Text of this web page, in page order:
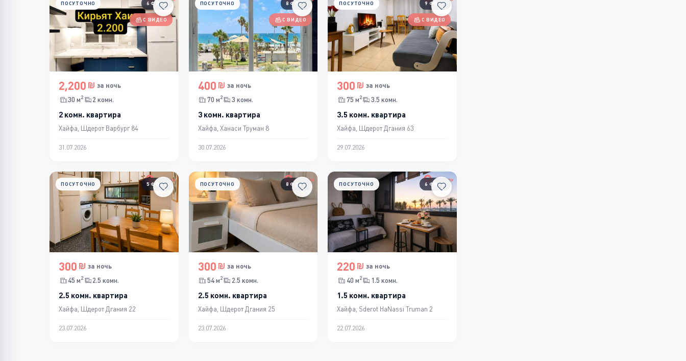
6 ФОТО
С ВИДЕО
ПОСУТОЧНО
2,200
за ночь
30 м2 2 комн.
2 комн. квартира
Хайфа, Шдерот Варбург 84
31.07.2026
8 ФОТО
С ВИДЕО
ПОСУТОЧНО
400
за ночь
70 м2 3 комн.
3 комн. квартира
Хайфа, Ханаси Труман 8
30.07.2026
9 ФОТО
С ВИДЕО
ПОСУТОЧНО
300
за ночь
75 м2 3.5 комн.
3.5 комн. квартира
Хайфа, Шдерот Дгания 63
29.07.2026
5 ФОТО
ПОСУТОЧНО
300
за ночь
45 м2 2.5 комн.
2.5 комн. квартира
Хайфа, Шдерот Дгания 22
23.07.2026
8 ФОТО
ПОСУТОЧНО
300
за ночь
54 м2 2.5 комн.
2.5 комн. квартира
Хайфа, Шдерот Дгания 25
23.07.2026
6 ФОТО
ПОСУТОЧНО
220
за ночь
40 м2 1.5 комн.
1.5 комн. квартира
Хайфа, Sderot HaNassi Truman 2
22.07.2026